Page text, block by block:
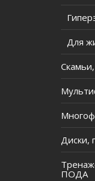
Для
Диски,
ПОДА